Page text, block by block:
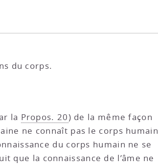
du corps.
la Propos. 20) de la même façon
ne connaît pas le corps humain
du corps humain ne se
que la connaissance de l’âme ne